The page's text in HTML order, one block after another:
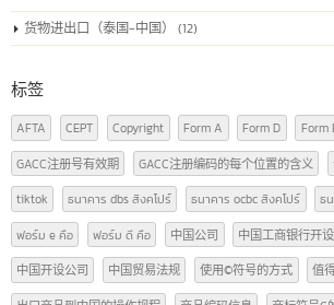
หมวดหมู่บทความ
广告牌照知识(2)
文章(29)
泰国FDA(3)
货物进出口（泰国-中国）(12)
标签